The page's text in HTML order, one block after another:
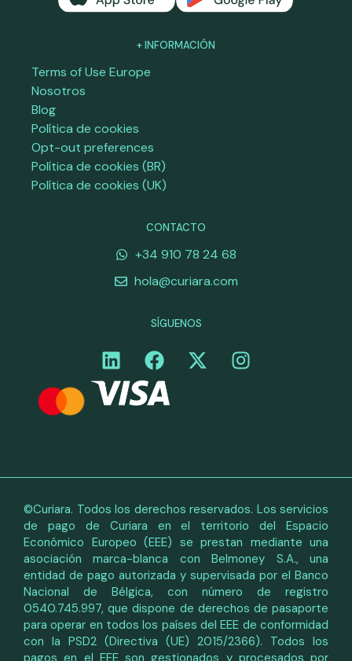
+ INFORMACIÓN
Terms of Use Europe
Nosotros
Blog
Política de cookies
Opt-out preferences
Política de cookies (BR)
Política de cookies (UK)
CONTACTO
+34 910 78 24 68
hola@curiara.com
SÍGUENOS
©Curiara. Todos los derechos reservados. Los servicios
de pago de Curiara en el territorio del Espacio
Económico Europeo (EEE) se prestan mediante una
asociación marca-blanca con Belmoney S.A., una
entidad de pago autorizada y supervisada por el Banco
Nacional de Bélgica, con número de registro
0540.745.997, que dispone de derechos de pasaporte
para operar en todos los países del EEE de conformidad
con la PSD2 (Directiva (UE) 2015/2366). Todos los